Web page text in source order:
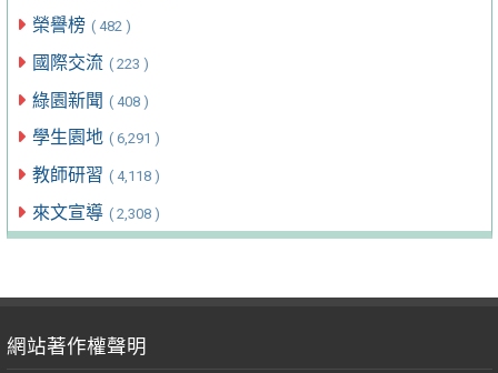
榮譽榜 ( 482 )
國際交流 ( 223 )
綠園新聞 ( 408 )
學生園地 ( 6,291 )
教師研習 ( 4,118 )
來文宣導 ( 2,308 )
網站著作權聲明